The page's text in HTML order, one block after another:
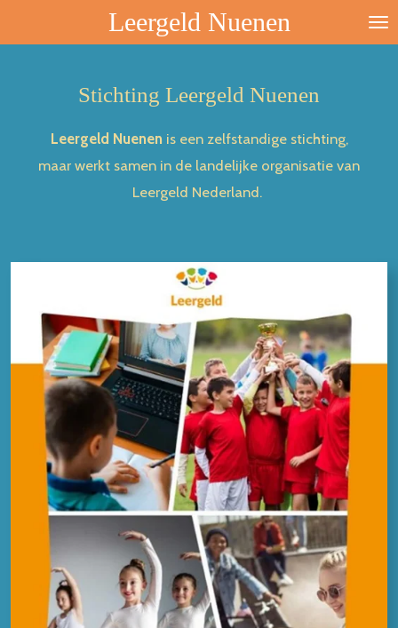
direct
Leergeld Nuenen
Stichting Leergeld Nuenen
Leergeld Nuenen is een zelfstandige stichting,
maar werkt samen in de landelijke organisatie van
Leergeld Nederland.